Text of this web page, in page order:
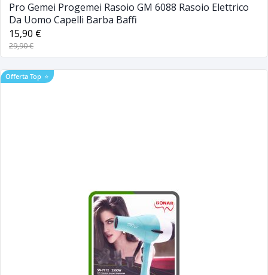
Pro Gemei Progemei Rasoio GM 6088 Rasoio Elettrico
Da Uomo Capelli Barba Baffi
15,90 €
29,90 €
Offerta Top ⭐